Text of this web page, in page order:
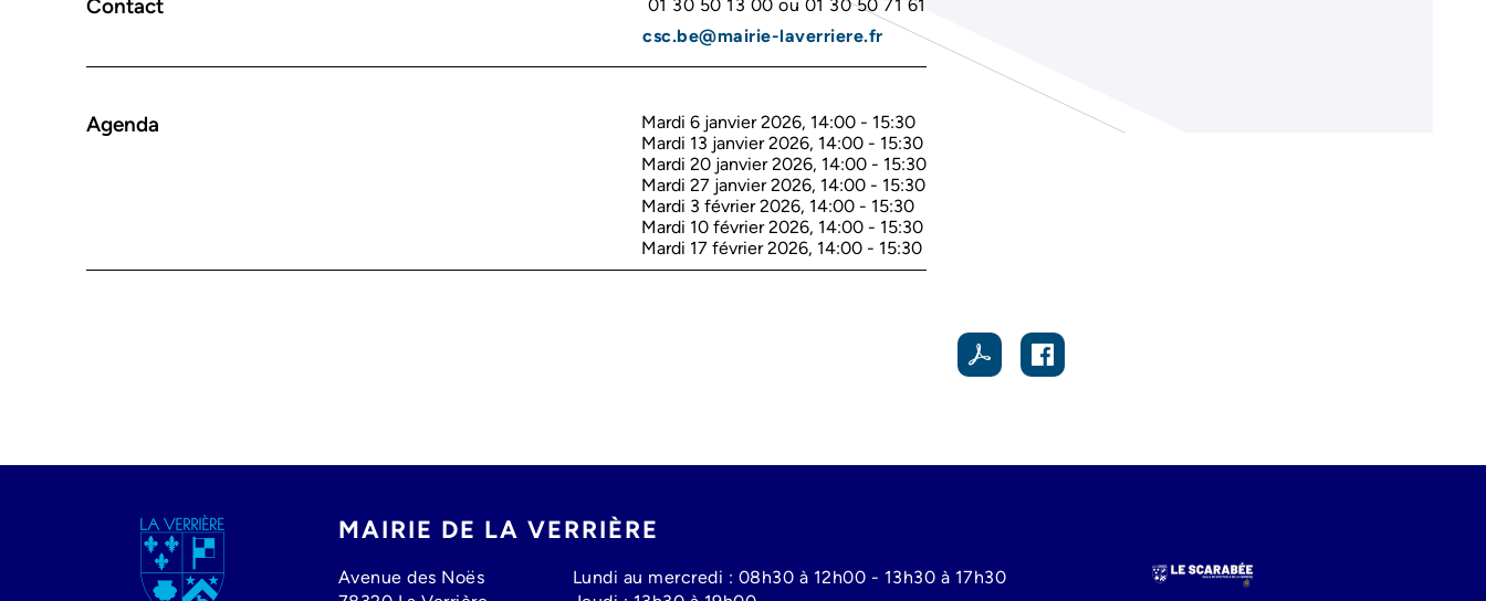
Contact
01 30 50 13 00 ou 01 30 50 71 61
csc.be@mairie-laverriere.fr
Agenda Mardi 6 janvier 2026, 14:00- 15:30
Mardi 13 janvier 2026, 14:00- 15:30
Mardi 20 janvier 2026, 14:00- 15:30
Mardi 27 janvier 2026, 14:00- 15:30
Mardi 3 février 2026, 14:00- 15:30
Mardi 10 février 2026, 14:00- 15:30
Mardi 17 février 2026, 14:00- 15:30
Image MAIRIE DE LA VERRIÈRE
Avenue des Noës
Lundi au mercredi : 08h30 à 12h00 - 13h30 à 17h30
Image